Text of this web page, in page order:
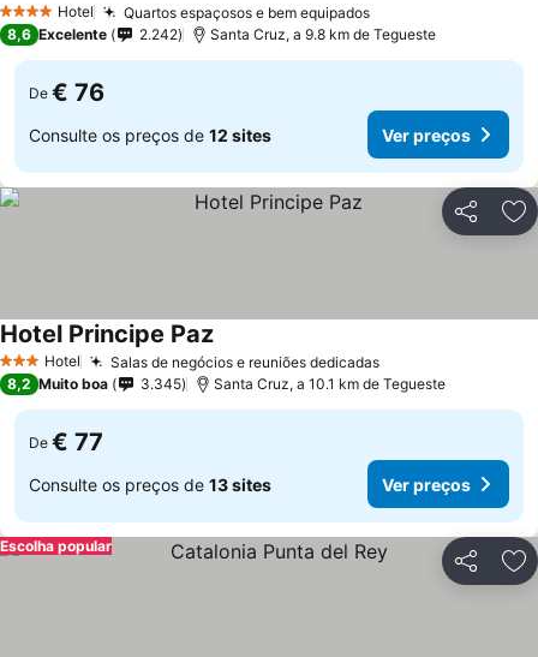
4 EstrelasHotel Quartos espaçosos e bem equipados
8,6 Excelente 2.242 Santa Cruz, a 9.8 km de Tegueste
De € 76
Consulte os preços de 12 sites Ver preços
Partilhar
3 EstrelasHotel Salas de negócios e reuniões dedicadas
Hotel Principe Paz
8,2 Muito boa 3.345 Santa Cruz, a 10.1 km de Tegueste
De € 77
Consulte os preços de 13 sites Ver preços
Partilhar
Escolha popular